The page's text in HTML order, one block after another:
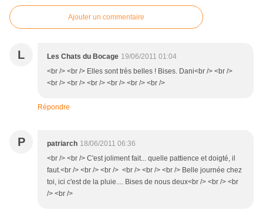
Ajouter un commentaire
L Les Chats du Bocage 19/06/2011 01:04
<br /> <br /> Elles sont très belles ! Bises. Dani<br /> <br />
<br /> <br /> <br /> <br /> <br /> <br />
Répondre
P patriarch 18/06/2011 06:36
<br /> <br /> C'est joliment fait... quelle pattience et doigté, il
faut.<br /> <br /> <br /> <br /> <br /> <br /> Belle journée chez
toi, ici c'est de la pluie.... Bises de nous deux<br /> <br /> <br
/> <br />